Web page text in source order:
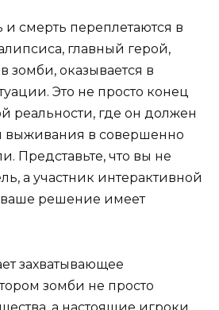
смерть переплетаются в
главный герой,
зомби, оказывается в
Это не просто конец
реальности, где он должен
выживания в совершенно
Представьте, что вы не
а участник интерактивной
решение имеет
захватывающее
зомби не просто
а настоящие игроки,